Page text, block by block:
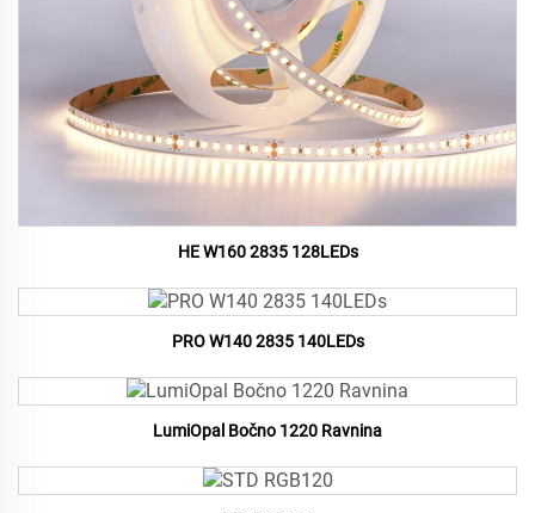
HE W160 2835 128LEDs
PRO W140 2835 140LEDs
LumiOpal Bočno 1220 Ravnina